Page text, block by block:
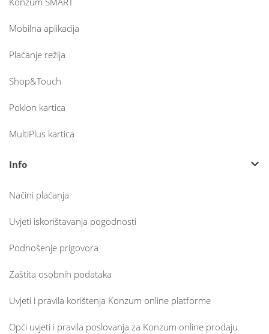
Mobilna aplikacija
Plaćanje režija
Shop&Touch
Poklon kartica
MultiPlus kartica
Info
Načini plaćanja
Uvjeti iskorištavanja pogodnosti
Podnošenje prigovora
Zaštita osobnih podataka
Uvjeti i pravila korištenja Konzum online platforme
Opći uvjeti i pravila poslovanja za Konzum online prodaju